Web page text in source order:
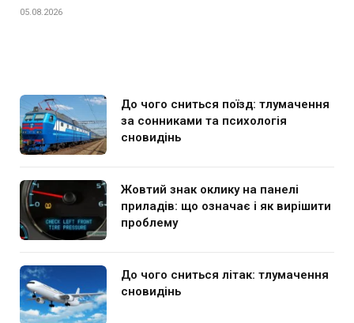
05.08.2026
До чого сниться поїзд: тлумачення
за сонниками та психологія
сновидінь
Жовтий знак оклику на панелі
приладів: що означає і як вирішити
проблему
До чого сниться літак: тлумачення
сновидінь